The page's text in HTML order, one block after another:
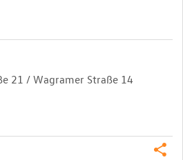
21 / Wagramer Straße 14